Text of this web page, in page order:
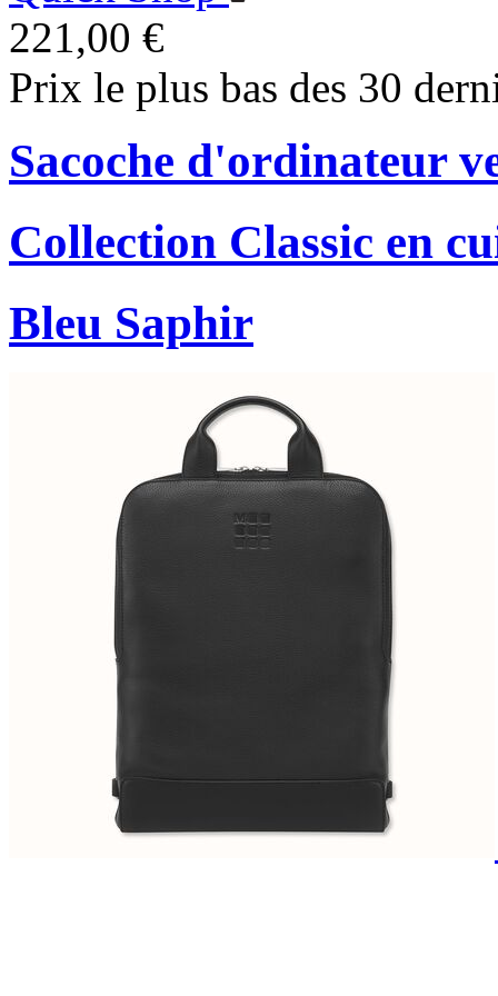
221,00 €
Prix le plus bas des 30
Sacoche d'ordinateur
Collection Classic en
Bleu Saphir